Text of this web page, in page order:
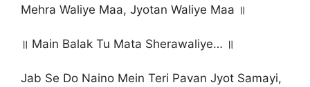
Mehra Waliye Maa, Jyotan Waliye Maa ॥
॥ Main Balak Tu Mata Sherawaliye… ॥
Jab Se Do Naino Mein Teri Pavan Jyot Samayi,